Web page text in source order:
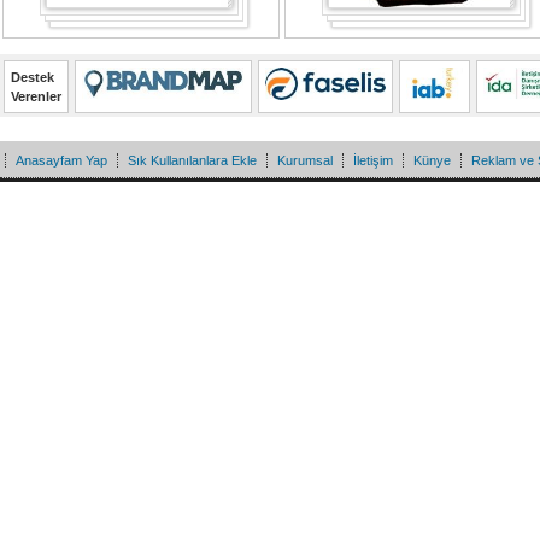
Destek
Verenler
Anasayfam Yap Sık Kullanılanlara Ekle Kurumsal İletişim Künye Reklam ve